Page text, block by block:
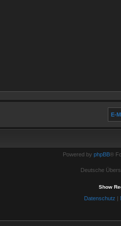
Powered by phpBB®
Deutsche
Show
Datenschutz |